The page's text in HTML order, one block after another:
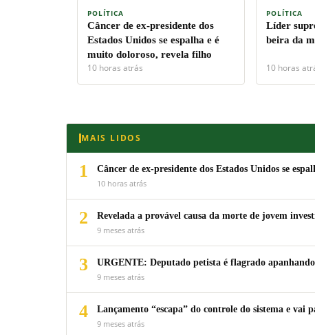
POLÍTICA
Câncer de ex-presidente dos
Estados Unidos se espalha e é
muito doloroso, revela filho
10 horas atrás
POLÍTICA
Líder
beira da
10 horas
MAIS LIDOS
1
Câncer de ex-presidente dos Estados Unidos se
10 horas atrás
2
Revelada a provável causa da morte de jovem
9 meses atrás
3
URGENTE: Deputado petista é flagrado
9 meses atrás
4
Lançamento “escapa” do controle do sistema e vai
9 meses atrás